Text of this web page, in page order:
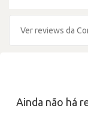
Ver reviews da
Ainda não há